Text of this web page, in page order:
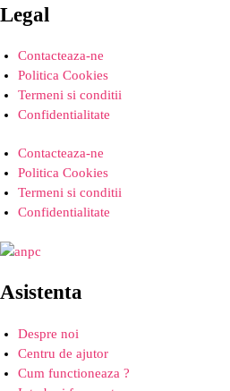
Legal
Contacteaza-ne
Politica Cookies
Termeni si conditii
Confidentialitate
Contacteaza-ne
Politica Cookies
Termeni si conditii
Confidentialitate
Asistenta
Despre noi
Centru de ajutor
Cum functioneaza ?